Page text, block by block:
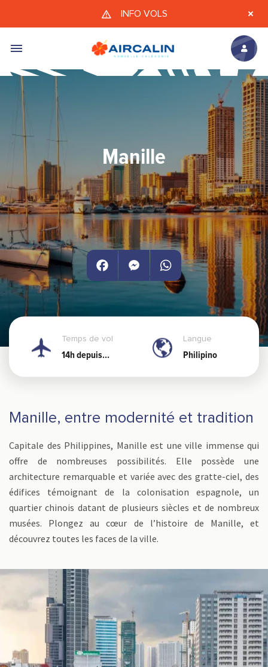
Aller au contenu principal
INFO VOLS
Manille
MessengerWhatsApp
Temps de vol
14h depuis
Langue
Philipino
Manille, entre modernité et tradition
Capitale des Philippines, Manille est une ville immense qui
offre de nombreuses possibilités. Elle possède une
architecture remarquable et variée avec des gratte-ciel, des
édifices témoignant de la colonisation espagnole, un
quartier chinois datant de plusieurs siècles et de nombreux
musées. Plongez au cœur de l’histoire de Manille, et
découvrez toutes les faces de la ville.